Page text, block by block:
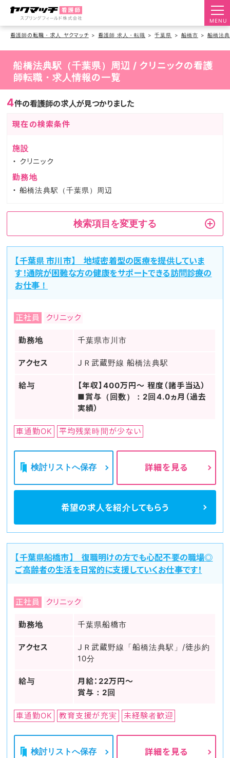
MENU
看護師の転職・求人 ヤクマッチ 看護師 求人・転職 千葉県 船橋市 船橋法
船橋法典駅（千葉県）周辺 / クリニックの看護
師転職・求人情報の一覧
4件の看護師の求人が見つかりました
現在の検索条件
施設
クリニック
勤務地
船橋法典駅（千葉県）周辺
検索項目を変更する
【千葉県 市川市】 地域密着型の医療を提供していま
す！通院が困難な方の健康をサポートできる訪問診療の
お仕事！
正社員 クリニック
勤務地 千葉県市川市
アクセス ＪＲ武蔵野線 船橋法典駅
給与
【年収】400万円～ 程度（諸手当込）
■賞与（回数）：2回4.0ヵ月（過去
実績）
車通勤OK 平均残業時間が少ない
検討リストへ保存 詳細を見る
希望の求人を紹介してもらう
【千葉県船橋市】 復職明けの方でも心配不要の職場◎
ご高齢者の生活を日常的に支援していくお仕事です！
正社員 クリニック
勤務地 千葉県船橋市
アクセス
ＪＲ武蔵野線「船橋法典駅」/徒歩約
10分
給与
月給：22万円～
賞与：2回
車通勤OK 教育支援が充実 未経験者歓迎
検討リストへ保存 詳細を見る